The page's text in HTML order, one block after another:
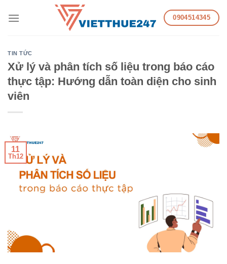
0904514345
TIN TỨC
Xử lý và phân tích số liệu trong báo cáo
thực tập: Hướng dẫn toàn diện cho sinh
viên
11
Th12